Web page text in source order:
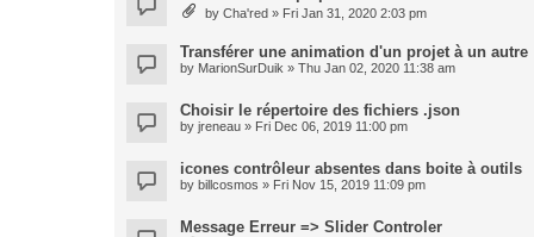
by Cha'red » Fri Jan 31, 2020 2:03 pm
Transférer une animation d'un projet à un autre
by MarionSurDuik » Thu Jan 02, 2020 11:38 am
Choisir le répertoire des fichiers .json
by jreneau » Fri Dec 06, 2019 11:00 pm
icones contrôleur absentes dans boite à outils
by billcosmos » Fri Nov 15, 2019 11:09 pm
Message Erreur => Slider Controler